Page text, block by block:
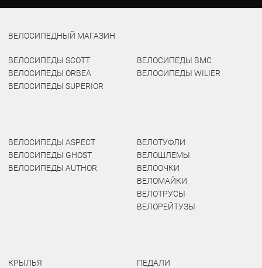
ВЕЛОСИПЕДНЫЙ МАГАЗИН
ВЕЛОСИПЕДЫ SCOTT
ВЕЛОСИПЕДЫ ORBEA
ВЕЛОСИПЕДЫ SUPERIOR
ВЕЛОСИПЕДЫ BMC
ВЕЛОСИПЕДЫ WILIER
ВЕЛОСИПЕДЫ ASPECT
ВЕЛОСИПЕДЫ GHOST
ВЕЛОСИПЕДЫ AUTHOR
ВЕЛОТУФЛИ
ВЕЛОШЛЕМЫ
ВЕЛООЧКИ
ВЕЛОМАЙКИ
ВЕЛОТРУСЫ
ВЕЛОРЕЙТУЗЫ
КРЫЛЬЯ
ПЕДАЛИ